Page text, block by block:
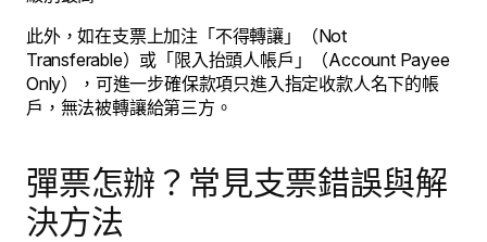
此外，如在支票上加注「不得轉讓」（Not
Transferable）或「限入抬頭人帳戶」（Account Payee
Only），可進一步確保款項只進入指定收款人名下的帳
戶，無法被轉讓給第三方。
彈票怎辦？常見支票錯誤與解
決方法